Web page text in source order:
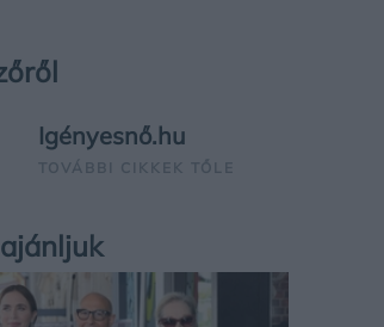
Igényesnő.hu
TOVÁBBI CIKKEK TŐLE